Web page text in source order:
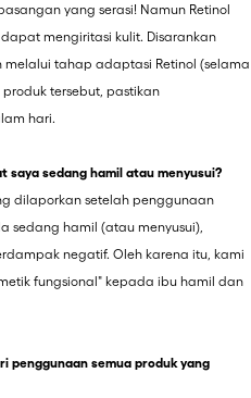
yang serasi! Namun Retinol
mengiritasi kulit. Disarankan
tahap adaptasi Retinol (selama
tersebut, pastikan
hari.
saya sedang hamil atau menyusui?
dilaporkan setelah penggunaan
sedang hamil (atau menyusui),
negatif. Oleh karena itu, kami
fungsional" kepada ibu hamil dan
penggunaan semua produk yang